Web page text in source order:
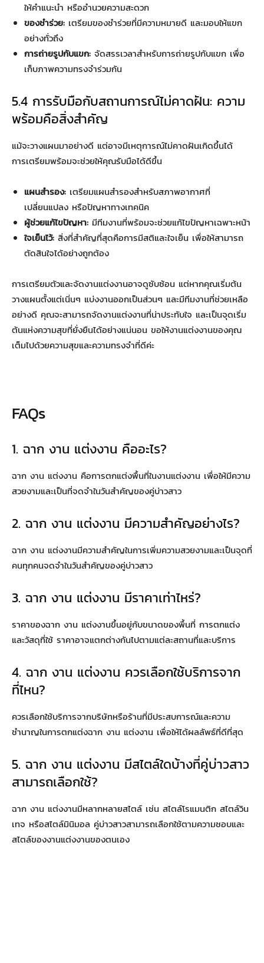
ให้คำแนะนำ หรืออำนวยความสะดวก
ของชำร่วย: เตรียมของชำร่วยที่มีความหมายดี และมอบให้แขก
อย่างทั่วถึง
การถ่ายรูปกับแขก: จัดสรรเวลาสำหรับการถ่ายรูปกับแขก เพื่อ
เก็บภาพความทรงจำร่วมกัน
5.4 การรับมือกับสถานการณ์ไม่คาดฝัน: ความ
พร้อมคือสิ่งสำคัญ
แม้จะวางแผนมาอย่างดี แต่อาจมีเหตุการณ์ไม่คาดฝันเกิดขึ้นได้
การเตรียมพร้อมจะช่วยให้คุณรับมือได้ดีขึ้น
แผนสำรอง: เตรียมแผนสำรองสำหรับสภาพอากาศที่
เปลี่ยนแปลง หรือปัญหาทางเทคนิค
ผู้ช่วยแก้ไขปัญหา: มีทีมงานที่พร้อมจะช่วยแก้ไขปัญหาเฉพาะหน้า
ใจเย็นไว้: สิ่งที่สำคัญที่สุดคือการมีสติและใจเย็น เพื่อให้สามารถ
ตัดสินใจได้อย่างถูกต้อง
การเตรียมตัวและจัดงานแต่งงานอาจดูซับซ้อน แต่หากคุณเริ่มต้น
วางแผนตั้งแต่เนิ่นๆ แบ่งงานออกเป็นส่วนๆ และมีทีมงานที่ช่วยเหลือ
อย่างดี คุณจะสามารถจัดงานแต่งงานที่น่าประทับใจ และเป็นจุดเริ่ม
ต้นแห่งความสุขที่ยั่งยืนได้อย่างแน่นอน ขอให้งานแต่งงานของคุณ
เต็มไปด้วยความสุขและความทรงจำที่ดีค่ะ
FAQs
1. ฉาก งาน แต่งงาน คืออะไร?
ฉาก งาน แต่งงาน คือการตกแต่งพื้นที่ในงานแต่งงาน เพื่อให้มีความ
สวยงามและเป็นที่จดจำในวันสำคัญของคู่บ่าวสาว
2. ฉาก งาน แต่งงาน มีความสำคัญอย่างไร?
ฉาก งาน แต่งงานมีความสำคัญในการเพิ่มความสวยงามและเป็นจุดที่
คนทุกคนจดจำในวันสำคัญของคู่บ่าวสาว
3. ฉาก งาน แต่งงาน มีราคาเท่าไหร่?
ราคาของฉาก งาน แต่งงานขึ้นอยู่กับขนาดของพื้นที่ การตกแต่ง
และวัสดุที่ใช้ ราคาอาจแตกต่างกันไปตามแต่ละสถานที่และบริการ
4. ฉาก งาน แต่งงาน ควรเลือกใช้บริการจาก
ที่ไหน?
ควรเลือกใช้บริการจากบริษัทหรือร้านที่มีประสบการณ์และความ
ชำนาญในการตกแต่งฉาก งาน แต่งงาน เพื่อให้ได้ผลลัพธ์ที่ดีที่สุด
5. ฉาก งาน แต่งงาน มีสไตล์ใดบ้างที่คู่บ่าวสาว
สามารถเลือกใช้?
ฉาก งาน แต่งงานมีหลากหลายสไตล์ เช่น สไตล์โรแมนติก สไตล์วิน
เทจ หรือสไตล์มินิมอล คู่บ่าวสาวสามารถเลือกใช้ตามความชอบและ
สไตล์ของงานแต่งงานของตนเอง